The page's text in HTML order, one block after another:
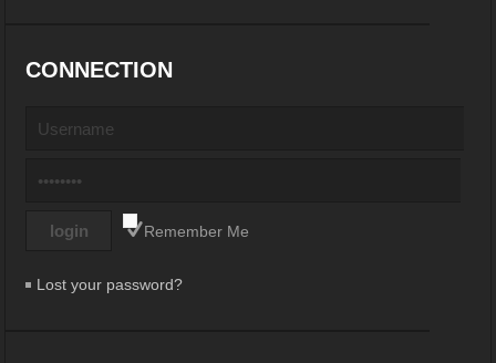
CONNECTION
Remember Me
Lost your password?